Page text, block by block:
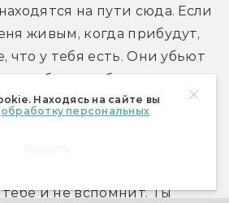
Находясь на сайте вы
обработку персональных
на пути сюда. Если
живым, когда прибудут,
что у тебя есть. Они убьют
заберут себе все твое
тебя не вспомнит. Ты
есть до тебя дело? Они
и не вспомнит. Ты